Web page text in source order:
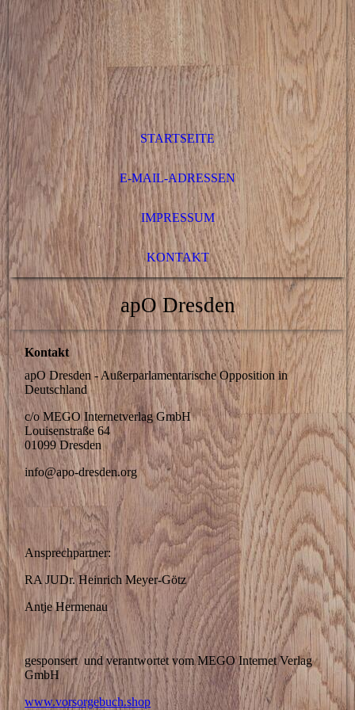
STARTSEITE
E-MAIL-ADRESSEN
IMPRESSUM
KONTAKT
apO Dresden
Kontakt
apO Dresden - Außerparlamentarische Opposition in
Deutschland
c/o MEGO Internetverlag GmbH
Louisenstraße 64
01099 Dresden
info@apo-dresden.org
Ansprechpartner:
RA JUDr. Heinrich Meyer-Götz
Antje Hermenau
gesponsert und verantwortet vom MEGO Internet Verlag
GmbH
www.vorsorgebuch.shop